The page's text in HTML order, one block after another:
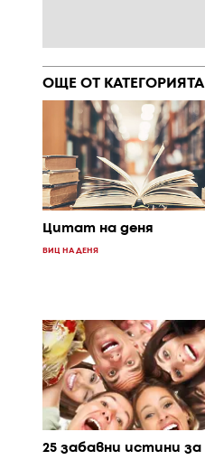
ОЩЕ ОТ КАТЕГОРИЯТА
Цитат на деня
ВИЦ НА ДЕНЯ
25 забавни истини за